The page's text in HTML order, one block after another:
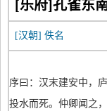
[乐府]孔雀东
[汉朝] 佚名
序曰：汉末建安中，
投水而死。仲卿闻之